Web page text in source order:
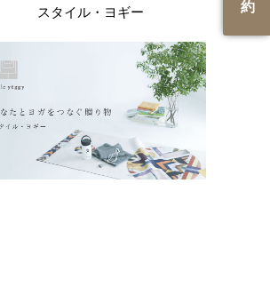
スタイル・ヨギー 約